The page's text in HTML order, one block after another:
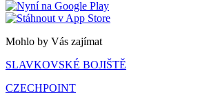
Mohlo by Vás zajímat
SLAVKOVSKÉ BOJIŠTĚ
CZECHPOINT